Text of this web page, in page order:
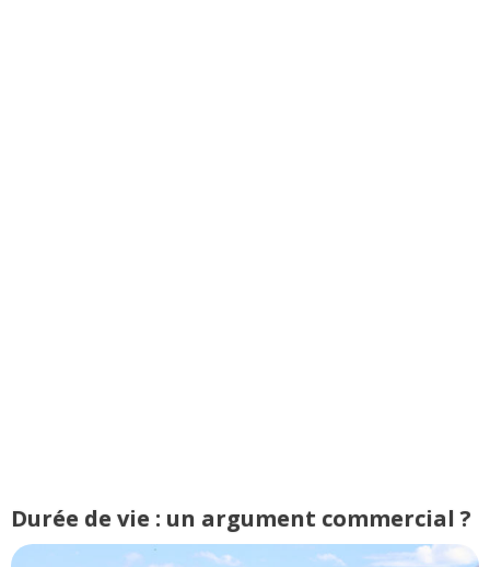
Durée de vie : un argument commercial ?